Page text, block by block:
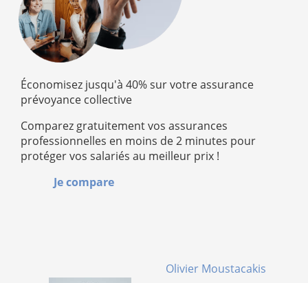
Économisez jusqu'à 40% sur votre assurance
prévoyance collective
Comparez gratuitement vos assurances
professionnelles en moins de 2 minutes pour
protéger vos salariés au meilleur prix !
Je compare
Olivier Moustacakis